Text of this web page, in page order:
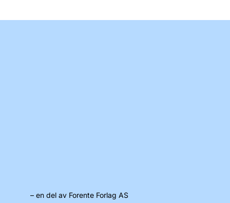
– en del av Forente Forlag AS